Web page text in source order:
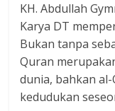
KH. Abdullah
Karya DT
Bukan tanpa
Quran
dunia, bahkan
kedudukan